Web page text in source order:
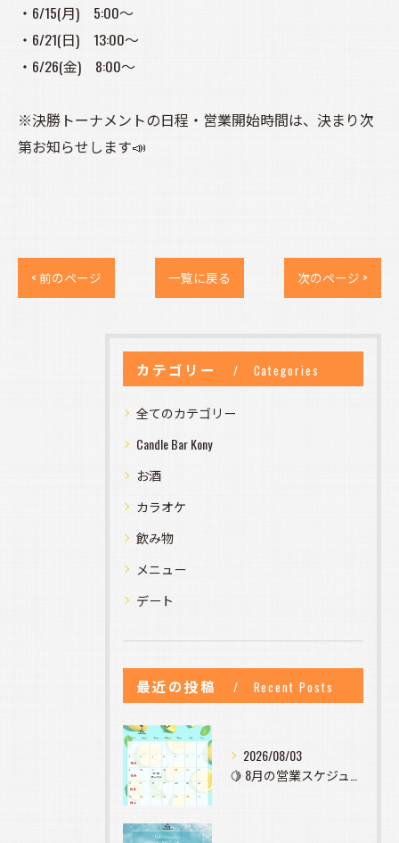
・6/15(月) 5:00〜
・6/21(日) 13:00〜
・6/26(金) 8:00〜
※決勝トーナメントの日程・営業開始時間は、決まり次
第お知らせします📣
< 前のページ 一覧に戻る 次のページ >
カテゴリー Categories
全てのカテゴリー
Candle Bar Kony
お酒
カラオケ
飲み物
メニュー
デート
最近の投稿 Recent Posts
2026/08/03